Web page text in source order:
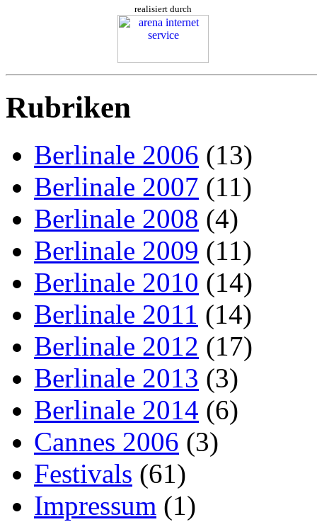
realisiert durch
Rubriken
Berlinale 2006 (13)
Berlinale 2007 (11)
Berlinale 2008 (4)
Berlinale 2009 (11)
Berlinale 2010 (14)
Berlinale 2011 (14)
Berlinale 2012 (17)
Berlinale 2013 (3)
Berlinale 2014 (6)
Cannes 2006 (3)
Festivals (61)
Impressum (1)